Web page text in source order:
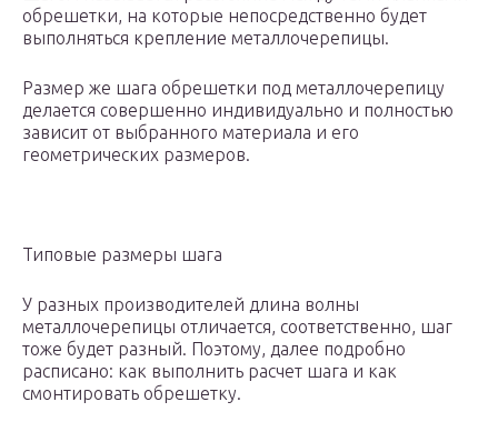
обрешетки, на которые непосредственно будет
выполняться крепление металлочерепицы.
Размер же шага обрешетки под металлочерепицу
делается совершенно индивидуально и полностью
зависит от выбранного материала и его
геометрических размеров.
Типовые размеры шага
У разных производителей длина волны
металлочерепицы отличается, соответственно, шаг
тоже будет разный. Поэтому, далее подробно
расписано: как выполнить расчет шага и как
смонтировать обрешетку.